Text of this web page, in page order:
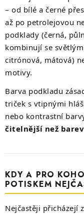
– od bílé a černé
až po petrolejovou
podklady (černá,
kombinují se
citrónová, mátová)
motivy.
Barva podkladu
triček s vtipnými
nebo kontrastní
čitelnější než
KDY A PRO
POTISKEM
Nejčastěji přicházejí